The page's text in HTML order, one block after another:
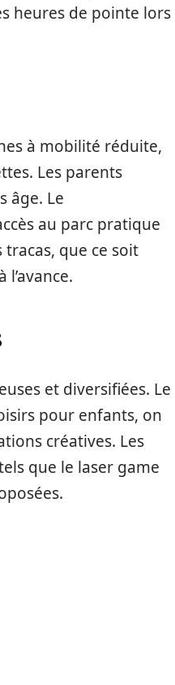
heures de pointe lors
à mobilité réduite,
Les parents
âge. Le
au parc pratique
que ce soit
et diversifiées. Le
pour enfants, on
créatives. Les
que le laser game